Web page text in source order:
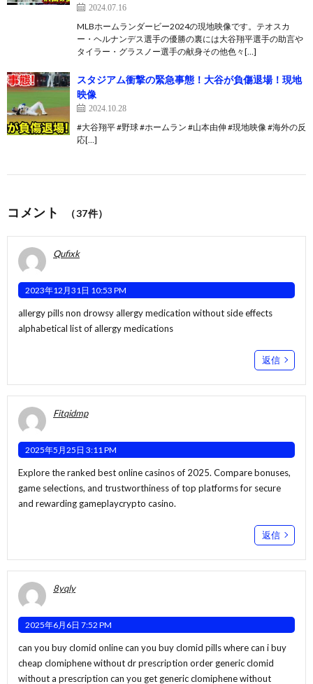
2024.07.16
MLBホームランダービー2024の現地映像です。テオスカ
ー・ヘルナンデス選手の優勝の裏には大谷翔平選手の助言や
タイラー・グラスノー選手の献身その他色々[…]
スタジアム衝撃の緊急事態！大谷が負傷退場！現地
映像
2024.10.28
#大谷翔平 #野球 #ホームラン #山本由伸 #現地映像 #海外の反
応[…]
コメント （37件）
Qufixk
2023年12月31日 10:53 PM
allergy pills non drowsyallergy medication without side effects
alphabetical list of allergy medications
返信
Fitqidmp
2025年5月25日 3:11 PM
Explore the ranked best online casinos of 2025. Compare bonuses,
game selections, and trustworthiness of top platforms for secure
and rewarding gameplaycrypto casino.
返信
8yqly
2025年6月6日 7:52 PM
can you buy clomid online can you buy clomid pills where can i buy
cheap clomiphene without dr prescription order generic clomid
without a prescription can you get generic clomiphene without